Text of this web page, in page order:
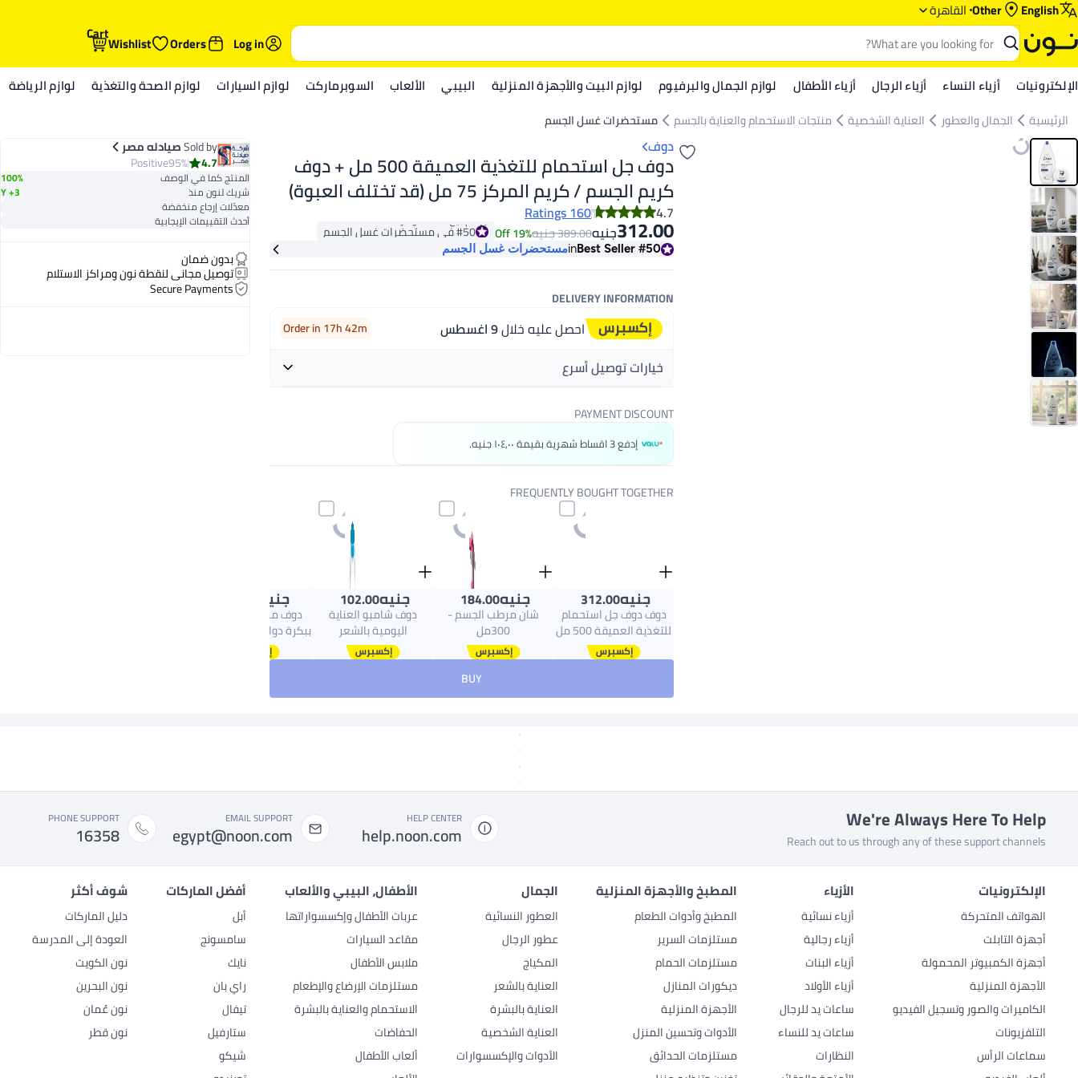
English
Other القاهرة
Log in
Orders
Wishlist
Cart
الإلكترونيات أزياء النساء أزياء الرجال أزياء الأطفال لوازم الجمال والبرفيوم لوازم البيت والأجهزة المنزلية البيبي الألعاب السوبرماركت لوازم السيارات لوازم الصحة والتغذية لوازم الرياضة
الرئيسية الجمال والعطور العناية الشخصية منتجات الاستحمام والعناية بالجسم مستحضرات غسل الجسم
دوف
دوف جل استحمام للتغذية العميقة 500 مل + دوف
كريم الجسم / كريم المركز 75 مل (قد تختلف العبوة)
4.7
160 Ratings
جنيه312.00 جنيه389.00
19% Off #50 في مستحضرات غسل الجسم
تم بيع +30 مؤخرًا
#50 في مستحضرات غسل الجسم Best Seller #50
inمستحضرات غسل الجسم
DELIVERY INFORMATION
احصل عليه خلال9 اغسطس Order in 17h 42m
خيارات توصيل أسرع
احصل عليهغدًا
PAYMENT DISCOUNT
إدفع 3 اقساط شهرية بقيمة ١٠٤٫٠٠ جنيه.
FREQUENTLY BOUGHT TOGETHER
جنيه312.00
دوف دوف جل استحمام
للتغذية العميقة 500 مل
+ دوف كريم الجسم / كريم
المركز 75 مل (قد تختلف
جنيه184.00
شان مرطب الجسم -
300مل
جنيه102.00
دوف شامبو العناية
اليومية بالشعر
جنيه
دوف مزيل عرق أصلي
ببكرة دوارة مضاد للتعرق
أبيض 40ملليلتر
BUY
Sold byصيادله مصر
4.7
95%
Positive
المنتج كما في الوصف 100%
شريك لنون منذ 3+ Y
معدّلات إرجاع منخفضة
أحدث التقييمات الإيجابية
بدون ضمان
توصيل مجاني لنقطة نون ومراكز الاستلام
Secure Payments
We're Always Here To Help
Reach out to us through any of these support channels
HELP CENTER
help.noon.com
EMAIL SUPPORT
egypt@noon.com
PHONE SUPPORT
16358
الإلكترونيات
الهواتف المتحركة
أجهزة التابلت
أجهزة الكمبيوتر المحمولة
الأجهزة المنزلية
الكاميرات والصور وتسجيل الفيديو
التلفزيونات
سماعات الرأس
الأزياء
أزياء نسائية
أزياء رجالية
أزياء البنات
أزياء الأولاد
ساعات يد للرجال
ساعات يد للنساء
النظارات
المطبخ والأجهزة المنزلية
المطبخ وأدوات الطعام
مستلزمات السرير
مستلزمات الحمام
ديكورات المنازل
الأجهزة المنزلية
الأدوات وتحسين المنزل
مستلزمات الحدائق
الجمال
العطور النسائية
عطور الرجال
المكياج
العناية بالشعر
العناية بالبشرة
العناية الشخصية
الأدوات والإكسسوارات
الأطفال، البيبي والألعاب
عربات الأطفال وإكسسواراتها
مقاعد السيارات
ملابس الأطفال
مستلزمات الإرضاع والإطعام
الاستحمام والعناية بالبشرة
الحفاضات
ألعاب الأطفال
أفضل الماركات
أبل
سامسونج
نايك
راي بان
تيفال
ستارفيل
شيكو
شوف أكثر
دليل الماركات
العودة إلى المدرسة
نون الكويت
نون البحرين
نون عُمان
نون قطر